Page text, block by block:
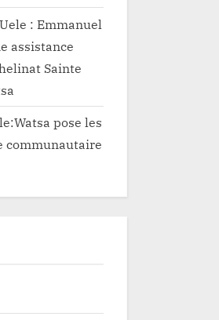
: Emmanuel
assistance
Sainte
pose les
communautaire